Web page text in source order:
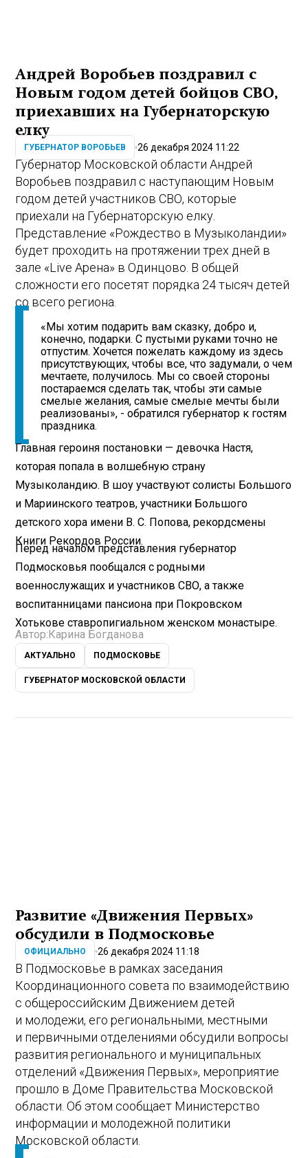
Андрей Воробьев поздравил с
Новым годом детей бойцов СВО,
приехавших на Губернаторскую
елку
ГУБЕРНАТОР ВОРОБЬЕВ 26 декабря 2024 11:22
Губернатор Московской области Андрей
Воробьев поздравил с наступающим Новым
годом детей участников СВО, которые
приехали на Губернаторскую елку.
Представление «Рождество в Музыколандии»
будет проходить на протяжении трех дней в
зале «Live Арена» в Одинцово. В общей
сложности его посетят порядка 24 тысяч детей
со всего региона.
«Мы хотим подарить вам сказку, добро и,
конечно, подарки. С пустыми руками точно не
отпустим. Хочется пожелать каждому из здесь
присутствующих, чтобы все, что задумали, о чем
мечтаете, получилось. Мы со своей стороны
постараемся сделать так, чтобы эти самые
смелые желания, самые смелые мечты были
реализованы», - обратился губернатор к гостям
праздника.
Главная героиня постановки — девочка Настя,
которая попала в волшебную страну
Музыколандию. В шоу участвуют солисты Большого
и Мариинского театров, участники Большого
детского хора имени В. С. Попова, рекордсмены
Книги Рекордов России.
Перед началом представления губернатор
Подмосковья пообщался с родными
военнослужащих и участников СВО, а также
воспитанницами пансиона при Покровском
Хотькове ставропигиальном женском монастыре.
Автор: Карина Богданова
АКТУАЛЬНО ПОДМОСКОВЬЕ
ГУБЕРНАТОР МОСКОВСКОЙ ОБЛАСТИ
Развитие «Движения Первых»
обсудили в Подмосковье
ОФИЦИАЛЬНО 26 декабря 2024 11:18
В Подмосковье в рамках заседания
Координационного совета по взаимодействию
с общероссийским Движением детей
и молодежи, его региональными, местными
и первичными отделениями обсудили вопросы
развития регионального и муниципальных
отделений «Движения Первых», мероприятие
прошло в Доме Правительства Московской
области. Об этом сообщает Министерство
информации и молодежной политики
Московской области.